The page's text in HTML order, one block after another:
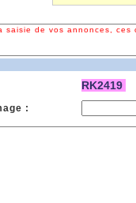
de vos annonces, ces
RK2419
: